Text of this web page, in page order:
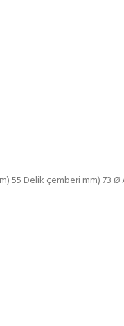
55 Delik çemberi mm) 73 Ø